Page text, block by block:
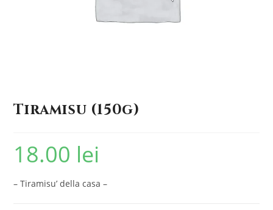
Tiramisu (150g)
18.00 lei
– Tiramisu’ della casa –